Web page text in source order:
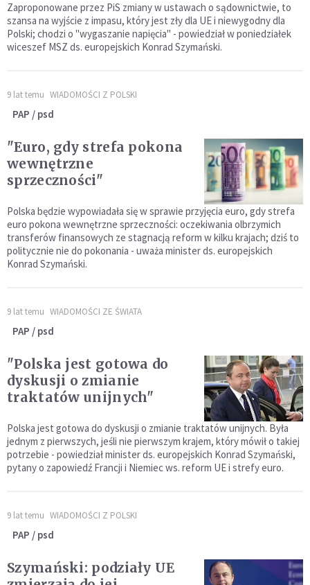
Zaproponowane przez PiS zmiany w ustawach o sądownictwie, to
szansa na wyjście z impasu, który jest zły dla UE i niewygodny dla
Polski; chodzi o "wygaszanie napięcia" - powiedział w poniedziałek
wiceszef MSZ ds. europejskich Konrad Szymański.
9 lat temu WIADOMOŚCI Z POLSKI
PAP / psd
"Euro, gdy strefa pokona
wewnętrzne
sprzeczności"
Polska będzie wypowiadała się w sprawie przyjęcia euro, gdy strefa
euro pokona wewnętrzne sprzeczności: oczekiwania olbrzymich
transferów finansowych ze stagnacją reform w kilku krajach; dziś to
politycznie nie do pokonania - uważa minister ds. europejskich
Konrad Szymański.
9 lat temu WIADOMOŚCI ZE ŚWIATA
PAP / psd
"Polska jest gotowa do
dyskusji o zmianie
traktatów unijnych"
Polska jest gotowa do dyskusji o zmianie traktatów unijnych. Była
jednym z pierwszych, jeśli nie pierwszym krajem, który mówił o takiej
potrzebie - powiedział minister ds. europejskich Konrad Szymański,
pytany o zapowiedź Francji i Niemiec ws. reform UE i strefy euro.
9 lat temu WIADOMOŚCI Z POLSKI
PAP / psd
Szymański: podziały UE